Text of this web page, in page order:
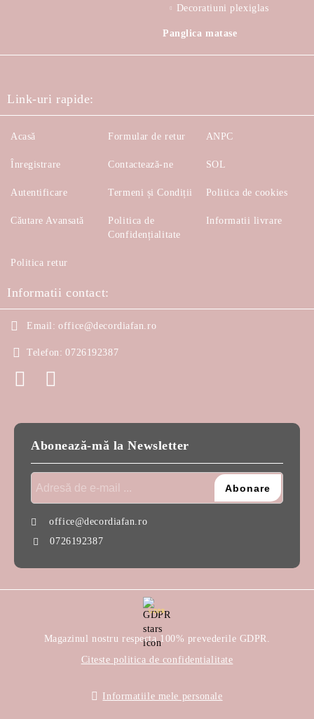
Decoratiuni plexiglas
Panglica matase
Link-uri rapide:
Acasă
Înregistrare
Autentificare
Căutare Avansată
Formular de retur
Contactează-ne
Termeni și Condiții
Politica de
Confidențialitate
ANPC
SOL
Politica de cookies
Informatii livrare
Politica retur
Informatii contact:
Email: office@decordiafan.ro
Telefon: 0726192387
Abonează-mă la Newsletter
office@decordiafan.ro
0726192387
GDPR
Magazinul nostru respecta 100% prevederile GDPR.
Citeste politica de confidentialitate
Informatiile mele personale